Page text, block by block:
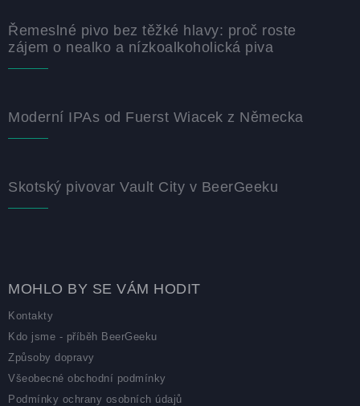
Řemeslné pivo bez těžké hlavy: proč roste
zájem o nealko a nízkoalkoholická piva
Moderní IPAs od Fuerst Wiacek z Německa
Skotský pivovar Vault City v BeerGeeku
MOHLO BY SE VÁM HODIT
Kontakty
Kdo jsme - příběh BeerGeeku
Způsoby dopravy
Všeobecné obchodní podmínky
Podmínky ochrany osobních údajů